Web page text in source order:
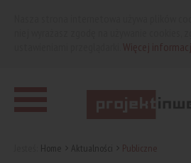
Home Aktualności Publiczne